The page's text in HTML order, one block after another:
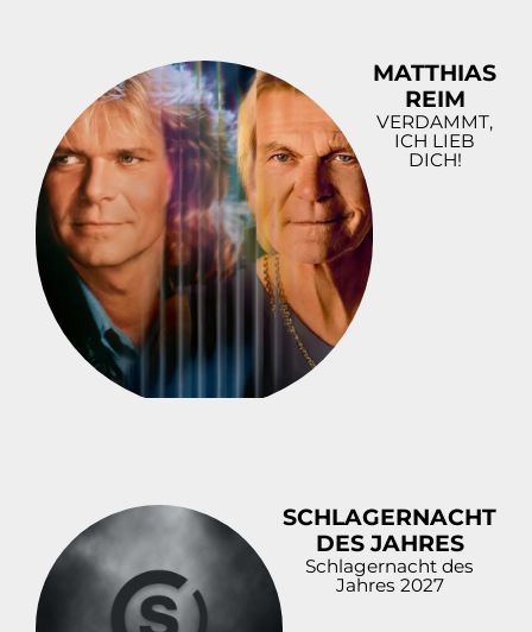
MATTHIAS
REIM
VERDAMMT,
ICH LIEB
DICH!
SCHLAGERNACHT
DES JAHRES
Schlagernacht des
Jahres 2027